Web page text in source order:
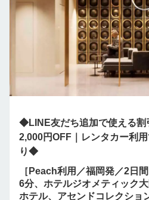
◆LINE友だち追加で使える割
2,000円OFF｜レンタカー利
り◆
［Peach利用／福岡発／2日
6分、ホテルジオメティック
ホテル、アセンドコレクシ